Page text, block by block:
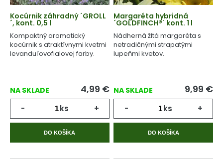
Kocúrnik záhradný ´GROLL
´, kont. 0,5 l
Kompaktný aromatický
kocúrnik s atraktívnymi kvetmi
levanduľovofialovej farby.
NA SKLADE 4,99 €
- ks +
DO KOŠÍKA
Margaréta hybridná
´GOLDFINCH®´ kont. 1 l
Nádherná žltá margaréta s
netradičnými strapatými
lupeňmi kvetov.
NA SKLADE 9,99 €
- ks +
DO KOŠÍKA